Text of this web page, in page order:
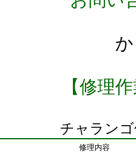
【修理
チャラン
修理内容